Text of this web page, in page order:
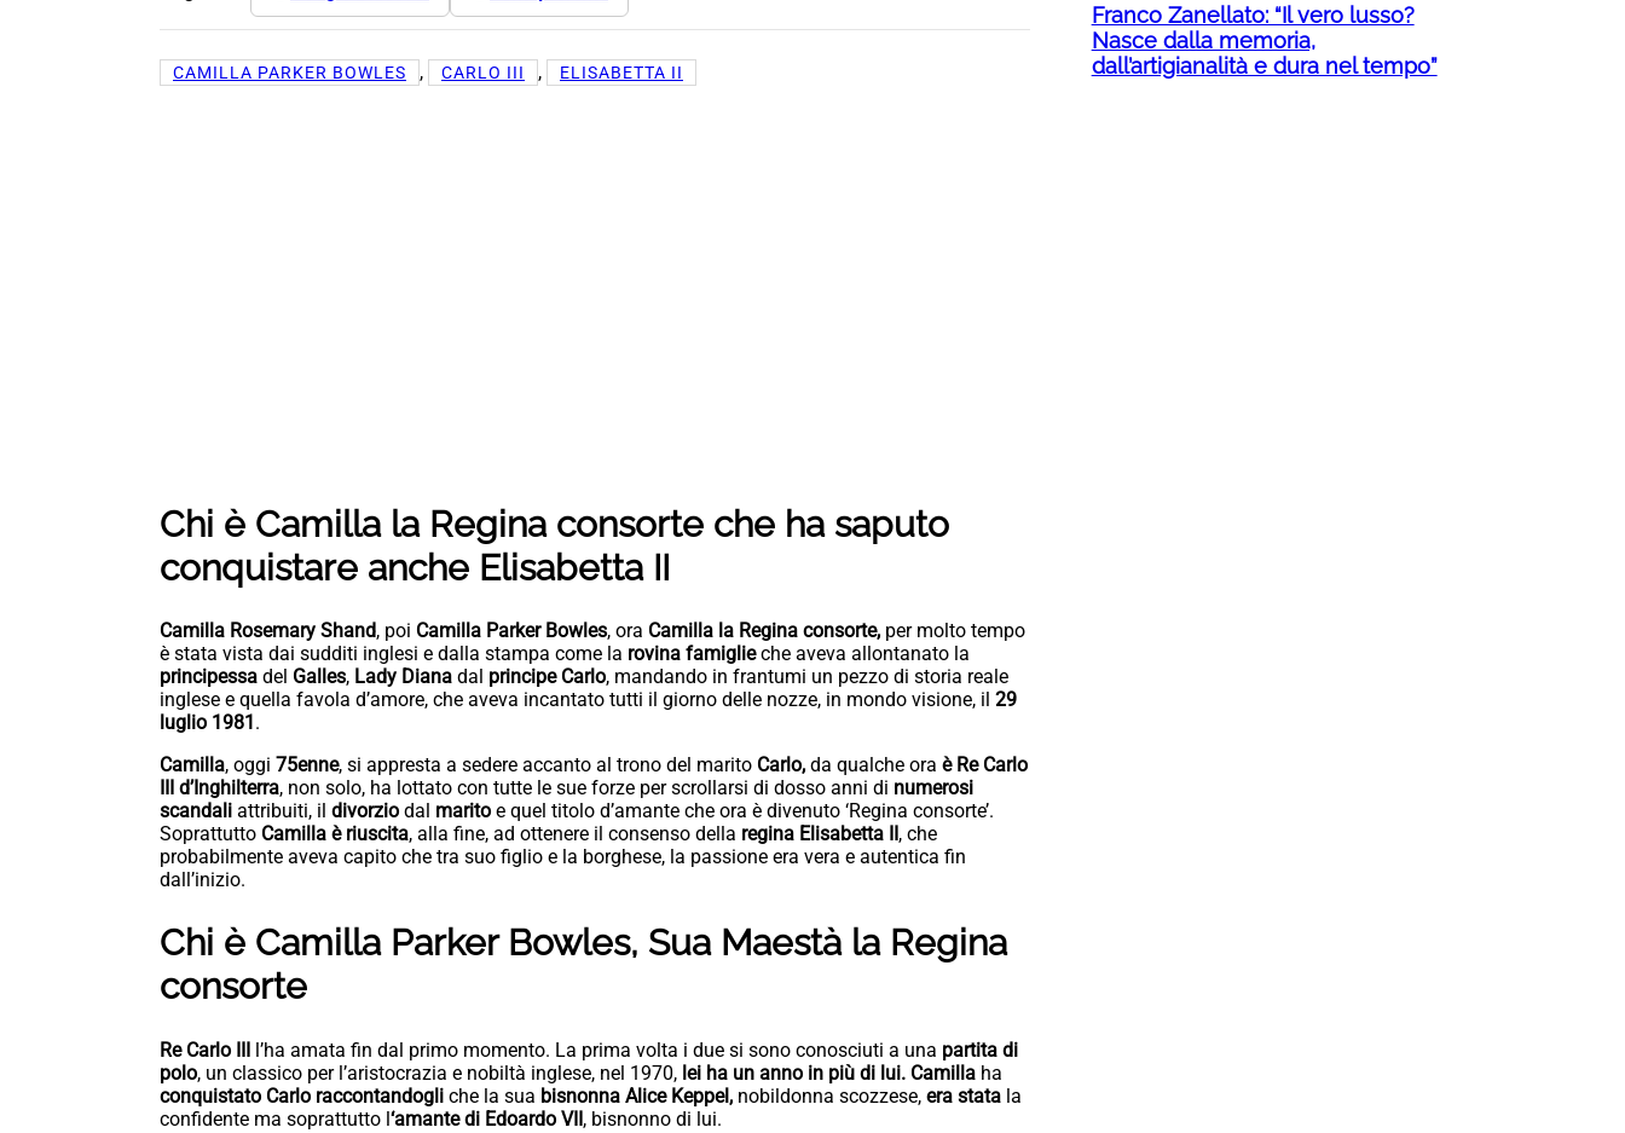
CAMILLA PARKER BOWLES , CARLO III , ELISABETTA II
Chi è Camilla la Regina consorte che ha saputo
conquistare anche Elisabetta II
Camilla Rosemary Shand, poi Camilla Parker Bowles, ora Camilla la Regina consorte, per molto tempo
è stata vista dai sudditi inglesi e dalla stampa come la rovina famiglieche aveva allontanato la
principessa del Galles, Lady Diana dal principe Carlo, mandando in frantumi un pezzo di storia reale
inglese e quella favola d’amore, che aveva incantato tutti il giorno delle nozze, in mondo visione, il 29
luglio 1981 .
Camilla, oggi 75enne, si appresta a sedere accanto al trono del marito Carlo, da qualche ora è Re Carlo
d’Inghilterra, non solo, ha lottato con tutte le sue forze per scrollarsi di dosso anni di numerosi
scandali attribuiti, il divorzio dal marito e quel titolo d’amante che ora è divenuto ‘Regina consorte’.
Soprattutto Camilla è riuscita, alla fine, ad ottenere il consenso della regina Elisabetta II , che
probabilmente aveva capito che tra suo figlio e la borghese, la passione era vera e autentica fin
dall’inizio.
Chi è Camilla Parker Bowles, Sua Maestà la Regina
consorte
Re Carlo III l’ha amata fin dal primo momento. La prima volta i due si sono conosciuti a una partita di
polo, un classico per l’aristocrazia e nobiltà inglese, nel 1970, lei ha un anno in più di lui. Camilla ha
conquistato Carlo raccontandogli che la sua bisnonna Alice Keppel, nobildonna scozzese, era stata la
confidente ma soprattutto l ‘amante di Edoardo VII , bisnonno di lui.
Franco Zanellato: “Il vero lusso?
Nasce dalla memoria,
dall’artigianalità e dura nel tempo”